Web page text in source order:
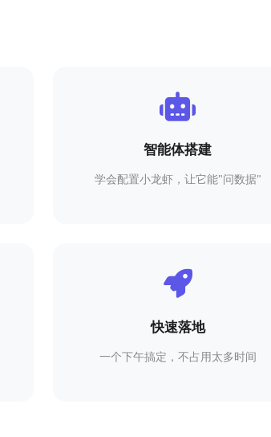
智能体搭建
学会配置小龙虾，让它能"问数据"
快速落地
一个下午搞定，不占用太多时间